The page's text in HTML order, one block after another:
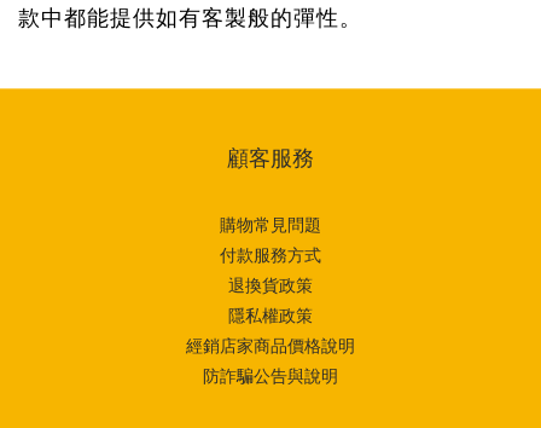
款中都能提供如有客製般的彈性。
顧客服務
購物常見問題
付款服務方式
退換貨政策
隱私權政策
經銷店家商品價格說明
防詐騙公告與說明